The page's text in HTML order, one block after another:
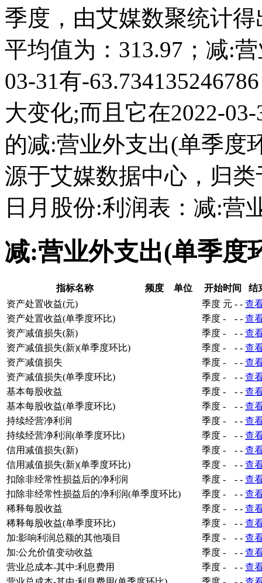
季度，由艾媒数聚统计得
平均值为：313.97；减:
03-31有-
大变化;而且它在2022-
的减:营业外支出(单季度
源于艾媒数据中心，归
日月股份:利润表：减:营
减:营业外支出(单季度
指标名称 频度 单位 开始时间
结
资产处置收益(元)
季度 元 - - 查
资产处置收益(单季度环比)
季度 - - - 查
资产减值损失(新)
季度 - - - 查
资产减值损失(新)(单季度环比)
季度 - - - 查
资产减值损失
季度 - - - 查
资产减值损失(单季度环比)
季度 - - - 查
基本每股收益
季度 - - - 查
基本每股收益(单季度环比)
季度 - - - 查
持续经营净利润
季度 - - - 查
持续经营净利润(单季度环比)
季度 - - - 查
信用减值损失(新)
季度 - - - 查
信用减值损失(新)(单季度环比)
季度 - - - 查
扣除非经常性损益后的净利润
季度 - - - 查
扣除非经常性损益后的净利润(单季度环比)
季度 - - - 查
稀释每股收益
季度 - - - 查
稀释每股收益(单季度环比)
季度 - - - 查
加:影响利润总额的其他项目
季度 - - - 查
加:公允价值变动收益
季度 - - - 查
营业总成本-其中:利息费用
季度 - - - 查